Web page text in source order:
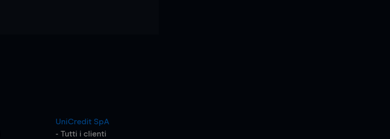
UniCredit SpA
- Tutti i clienti